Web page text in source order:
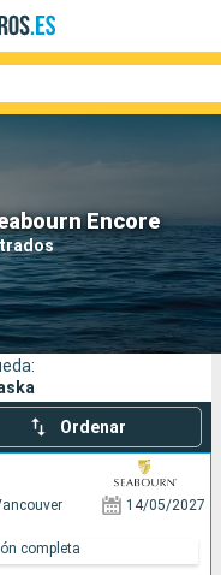
Encore
Compañías
Ordenar
14/05/2027
completa